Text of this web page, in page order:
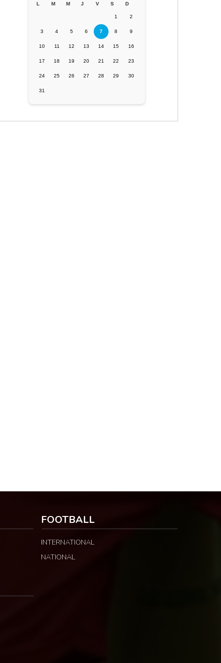
L M M J V S D
1 2
3 4 5 6 7 8 9
10 11 12 13 14 15 16
17 18 19 20 21 22 23
24 25 26 27 28 29 30
31
FOOTBALL
INTERNATIONAL
NATIONAL